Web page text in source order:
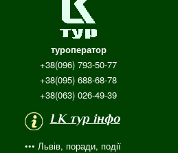
туроператор
+38(096) 793-50-77
+38(095) 688-68-78
+38(063) 026-49-39
LK тур інфо
••• Львів, поради, події